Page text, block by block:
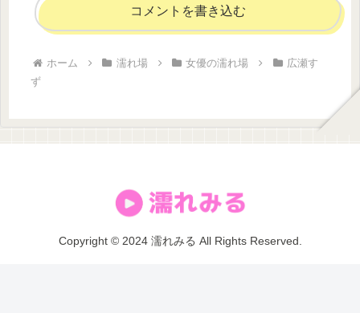
コメントを書き込む
ホーム 濡れ場 女優の濡れ場
広瀬す
ず
Copyright © 2024 濡れみる All Rights Reserved.